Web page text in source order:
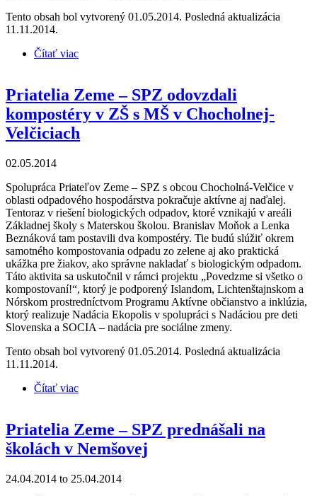
Tento obsah bol vytvorený 01.05.2014. Posledná aktualizácia
11.11.2014.
Čítať viac
Priatelia Zeme – SPZ odovzdali
kompostéry v ZŠ s MŠ v Chocholnej-
Velčiciach
02.05.2014
Spolupráca Priateľov Zeme – SPZ s obcou Chocholná-Velčice v
oblasti odpadového hospodárstva pokračuje aktívne aj naďalej.
Tentoraz v riešení biologických odpadov, ktoré vznikajú v areáli
Základnej školy s Materskou školou. Branislav Moňok a Lenka
Beznáková tam postavili dva kompostéry. Tie budú slúžiť okrem
samotného kompostovania odpadu zo zelene aj ako praktická
ukážka pre žiakov, ako správne nakladať s biologickým odpadom.
Táto aktivita sa uskutočnil v rámci projektu „Povedzme si všetko o
kompostovaní!“, ktorý je podporený Islandom, Lichtenštajnskom a
Nórskom prostredníctvom Programu Aktívne občianstvo a inklúzia,
ktorý realizuje Nadácia Ekopolis v spolupráci s Nadáciou pre deti
Slovenska a SOCIA – nadácia pre sociálne zmeny.
Tento obsah bol vytvorený 01.05.2014. Posledná aktualizácia
11.11.2014.
Čítať viac
Priatelia Zeme – SPZ prednášali na
školách v Nemšovej
24.04.2014 to 25.04.2014